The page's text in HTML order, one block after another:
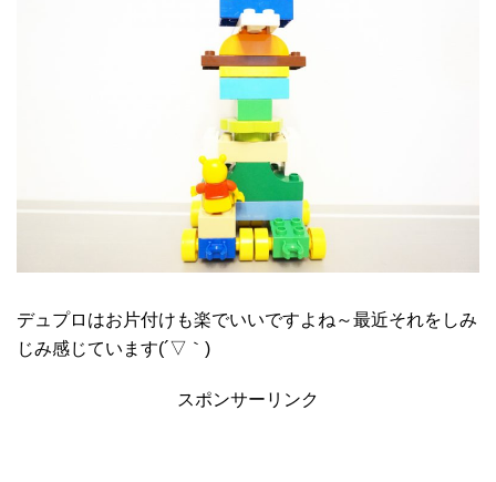
デュプロはお片付けも楽でいいですよね～最近それをしみ
じみ感じています(´▽｀)
スポンサーリンク